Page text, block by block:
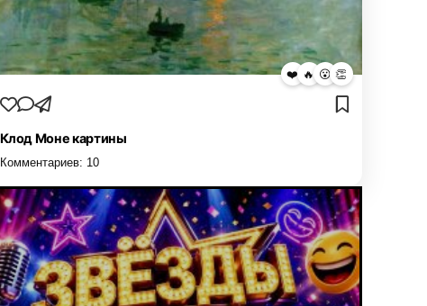
❤️ 🔥 😮 👏
Клод Моне картины
Комментариев: 10